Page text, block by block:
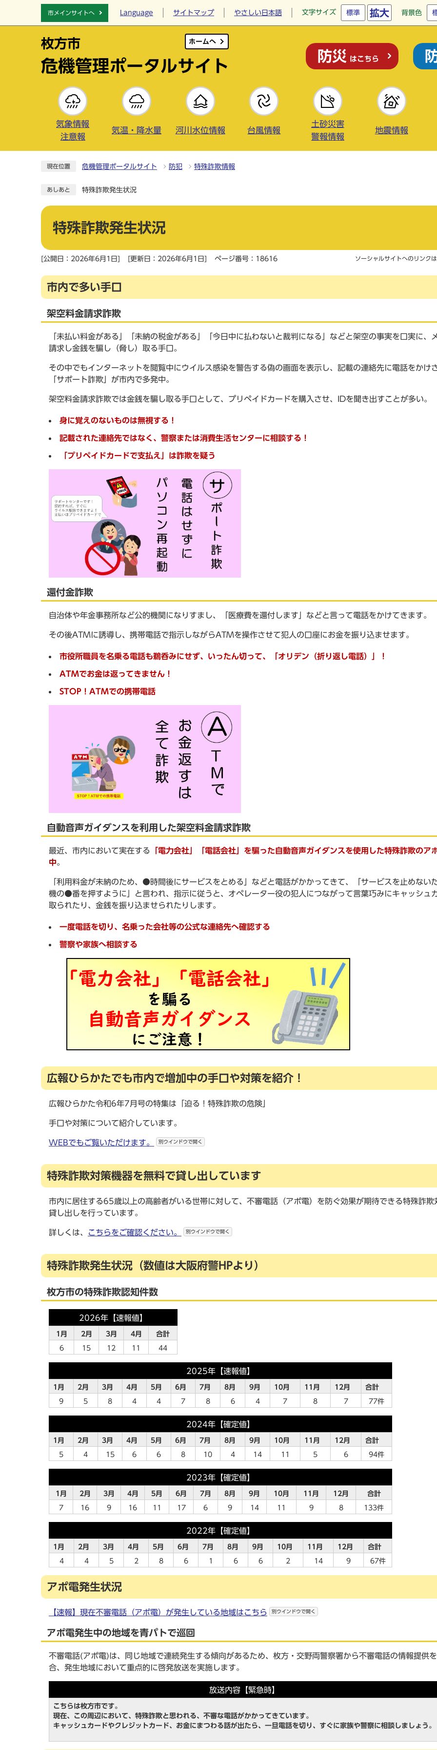
市メインサイトへ Language サイトマップ やさしい日本語 文字サイズ 標準 拡大 背景色
枚方市
危機管理ポータルサイト
ホームへ
防災 はこちら
気象情報
注意報
気温・降水量 河川水位情報 台風情報
土砂災害
警報情報
地震情報
現在位置 危機管理ポータルサイト 防犯 特殊詐欺情報
あしあと 特殊詐欺発生状況
特殊詐欺発生状況
[公開日：2026年6月1日] [更新日：2026年6月1日] ページ番号：18616 ソーシャルサイトへのリンク
市内で多い手口
架空料金請求詐欺
「未払い料金がある」「未納の税金がある」「今日中に払わないと裁判になる」などと架空の事実を口実に、
請求し金銭を騙し（脅し）取る手口。
その中でもインターネットを閲覧中にウイルス感染を警告する偽の画面を表示し、記載の連絡先に電話をかけ
「サポート詐欺」が市内で多発中。
架空料金請求詐欺では金銭を騙し取る手口として、プリペイドカードを購入させ、IDを聞き出すことが多い。
身に覚えのないものは無視する！
記載された連絡先ではなく、警察または消費生活センターに相談する！
「プリペイドカードで支払え」は詐欺を疑う
還付金詐欺
自治体や年金事務所など公的機関になりすまし、「医療費を還付します」などと言って電話をかけてきます。
その後ATMに誘導し、携帯電話で指示しながらATMを操作させて犯人の口座にお金を振り込ませます。
市役所職員を名乗る電話も鵜呑みにせず、いったん切って、「オリデン（折り返し電話）」！
ATMでお金は返ってきません！
STOP！ATMでの携帯電話
自動音声ガイダンスを利用した架空料金請求詐欺
最近、市内において実在する
「電力会社」「電話会社」を騙った自動音声ガイダンスを使用した特殊詐欺のア
中。
「利用料金が未納のため、●時間後にサービスをとめる」などと電話がかかってきて、「サービスを止めない
機の●番を押すように」と言われ、指示に従うと、オペレーター役の犯人につながって言葉巧みにキャッシュ
取られたり、金銭を振り込ませられたりします。
一度電話を切り、名乗った会社等の公式な連絡先へ確認する
警察や家族へ相談する
広報ひらかたでも市内で増加中の手口や対策を紹介！
広報ひらかた令和6年7月号の特集は「迫る！特殊詐欺の危険」
手口や対策について紹介しています。
WEBでもご覧いただけます。 別ウインドウで開く
特殊詐欺対策機器を無料で貸し出しています
市内に居住する65歳以上の高齢者がいる世帯に対して、不審電話（アポ電）を防ぐ効果が期待できる特殊詐欺
貸し出しを行っています。
詳しくは、 こちらをご確認ください。 別ウインドウで開く
特殊詐欺発生状況（数値は大阪府警HPより）
枚方市の特殊詐欺認知件数
2026年【速報値】
1月 2月 3月 4月 合計
6 15 12 11 44
2025年【速報値】
1月 2月 3月 4月 5月 6月 7月 8月 9月 10月 11月 12月 合計
9 5 8 4 4 7 8 6 4 7 8 7 77件
2024年【確定値】
1月 2月 3月 4月 5月 6月 7月 8月 9月 10月 11月 12月 合計
5 4 15 6 6 8 10 4 14 11 5 6 94件
2023年【確定値】
1月 2月 3月 4月 5月 6月 7月 8月 9月 10月 11月 12月 合計
7 16 9 16 11 17 6 9 14 11 9 8 133件
2022年【確定値】
1月 2月 3月 4月 5月 6月 7月 8月 9月 10月 11月 12月 合計
4 4 5 2 8 6 1 6 6 2 14 9 67件
アポ電発生状況
【速報】現在不審電話（アポ電）が発生している地域はこちら 別ウインドウで開く
アポ電発生中の地域を青パトで巡回
不審電話(アポ電)は、同じ地域で連続発生する傾向があるため、枚方・交野両警察署から不審電話の情報提供
合、発生地域において重点的に啓発放送を実施します。
放送内容【緊急時】
こちらは枚方市です。
現在、この周辺において、特殊詐欺と思われる、不審な電話がかかってきています。
キャッシュカードやクレジットカード、お金にまつわる話が出たら、一旦電話を切り、すぐに家族や警察に相談しましょう。